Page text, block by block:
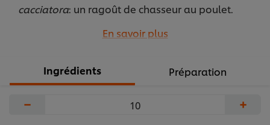
cacciatora: un ragoût de chasseur au poulet.
plat italien : tomates, oignons, herbes fraîches et
En savoir plus
Ingrédients Préparation
− +